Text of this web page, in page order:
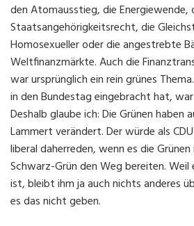
den Atomausstieg, die Energiewende,
Staatsangehörigkeitsrecht, die
Homosexueller oder die angestrebte
Weltfinanzmärkte. Auch die
war ursprünglich ein rein grünes
in den Bundestag eingebracht hat,
Deshalb glaube ich: Die Grünen haben
Lammert verändert. Der würde als
liberal daherreden, wenn es die
Schwarz-Grün den Weg bereiten. Weil
ist, bleibt ihm ja auch nichts anderes
es das nicht geben.